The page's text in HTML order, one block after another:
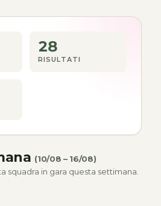
28
RISULTATI
(10/08 – 16/08)
squadra in gara questa settimana.